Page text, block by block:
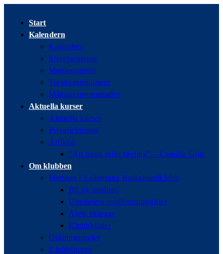
innehållet
Start
Kalendern
Kalendern
Styrelsemöten
Medlemsmöte
Torsdagsträningar
Måndagspromenader
Aktuella kurser
Aktuella kurser
Privatlektioner
Artiklar
”Att träna inför tävling” – Camilla Grip
Om klubben
Medlem i Vallentuna Brukshundklubb
Bli ny medlem
Uppdatera medlemsuppgifter
Årets ekipage
Klubbkläder
Ordningsregler
Klubbstugan